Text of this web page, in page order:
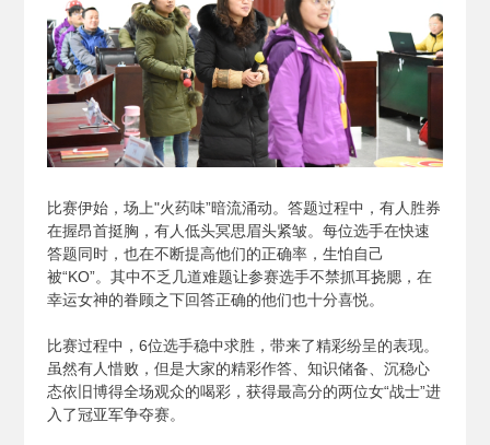
比赛伊始，场上"火药味”暗流涌动。答题过程中，有人胜券
在握昂首挺胸，有人低头冥思眉头紧皱。每位选手在快速
答题同时，也在不断提高他们的正确率，生怕自己
被“KO”。其中不乏几道难题让参赛选手不禁抓耳挠腮，在
幸运女神的眷顾之下回答正确的他们也十分喜悦。
比赛过程中，6位选手稳中求胜，带来了精彩纷呈的表现。
虽然有人惜败，但是大家的精彩作答、知识储备、沉稳心
态依旧博得全场观众的喝彩，获得最高分的两位女“战士”进
入了冠亚军争夺赛。